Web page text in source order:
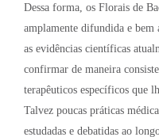
Dessa forma, os Florais de
amplamente difundida e bem
as evidências científicas
confirmar de maneira
terapêuticos específicos que
Talvez poucas práticas
estudadas e debatidas ao